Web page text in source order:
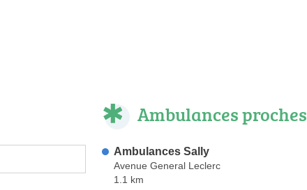
Ambulances proches
Ambulances Sally
Avenue General Leclerc
1.1 km